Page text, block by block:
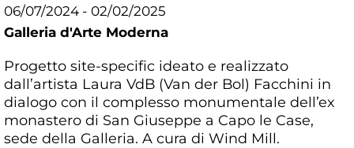
06/07/2024 - 02/02/2025
Galleria d'Arte Moderna
Progetto site-specific ideato e realizzato
dall’artista Laura VdB (Van der Bol) Facchini in
dialogo con il complesso monumentale dell’ex
monastero di San Giuseppe a Capo le Case,
sede della Galleria. A cura di Wind Mill.